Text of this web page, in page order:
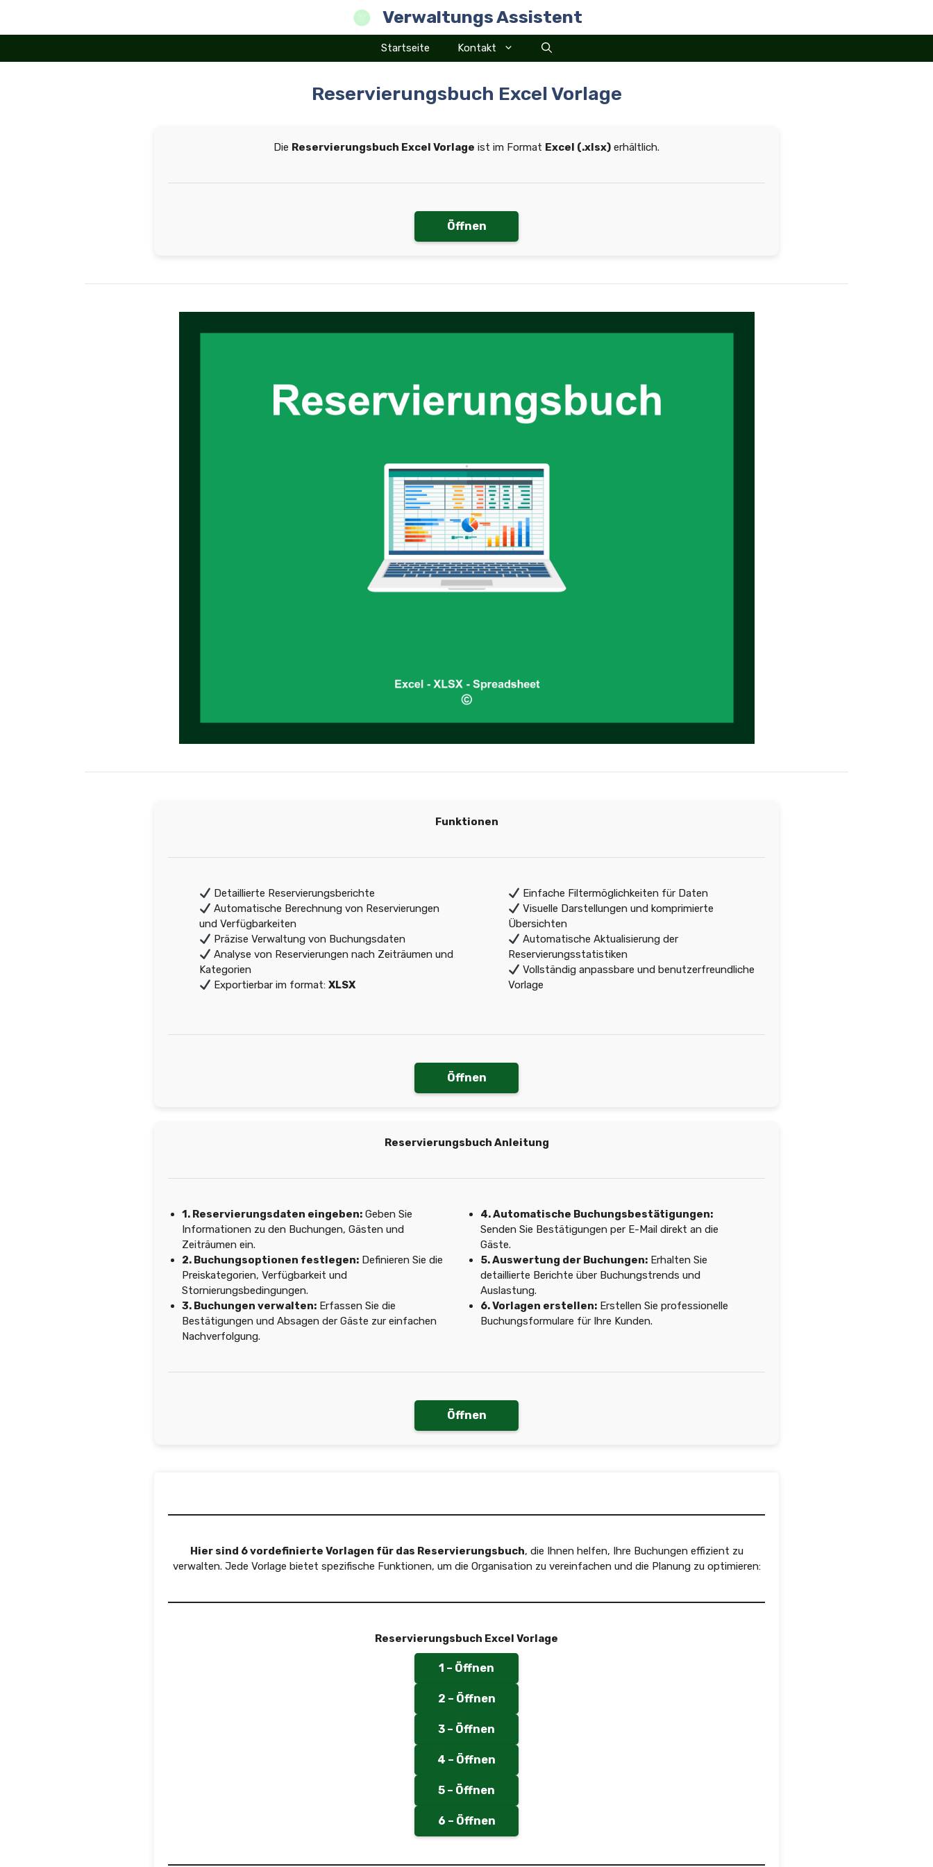
springen
Verwaltungs Assistent
Startseite Kontakt
Reservierungsbuch Excel Vorlage
Die Reservierungsbuch Excel Vorlage ist im Format Excel (.xlsx) erhältlich.
Öffnen
Funktionen
Detaillierte Reservierungsberichte
Automatische Berechnung von Reservierungen
und Verfügbarkeiten
Präzise Verwaltung von Buchungsdaten
Analyse von Reservierungen nach Zeiträumen und
Kategorien
Exportierbar im format:XLSX
Einfache Filtermöglichkeiten für Daten
Visuelle Darstellungen und komprimierte
Übersichten
Automatische Aktualisierung der
Reservierungsstatistiken
Vollständig anpassbare und benutzerfreundliche
Vorlage
Öffnen
Reservierungsbuch Anleitung
1. Reservierungsdaten eingeben: Geben Sie
Informationen zu den Buchungen, Gästen und
Zeiträumen ein.
2. Buchungsoptionen festlegen: Definieren Sie die
Preiskategorien, Verfügbarkeit und
Stornierungsbedingungen.
3. Buchungen verwalten: Erfassen Sie die
Bestätigungen und Absagen der Gäste zur einfachen
Nachverfolgung.
4. Automatische Buchungsbestätigungen:
Senden Sie Bestätigungen per E-Mail direkt an die
Gäste.
5. Auswertung der Buchungen: Erhalten Sie
detaillierte Berichte über Buchungstrends und
Auslastung.
6. Vorlagen erstellen: Erstellen Sie professionelle
Buchungsformulare für Ihre Kunden.
Öffnen
Hier sind 6 vordefinierte Vorlagen für das Reservierungsbuch, die Ihnen helfen, Ihre Buchungen effizient zu
verwalten. Jede Vorlage bietet spezifische Funktionen, um die Organisation zu vereinfachen und die Planung zu optimieren:
Reservierungsbuch Excel Vorlage
1 – Öffnen
2 – Öffnen
3 – Öffnen
4 – Öffnen
5 – Öffnen
6 – Öffnen